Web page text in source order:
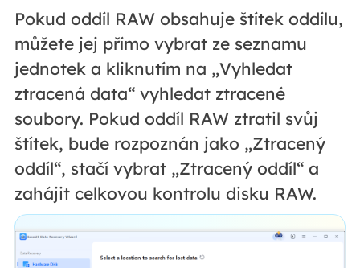
Pokud oddíl RAW obsahuje štítek oddílu,
můžete jej přímo vybrat ze seznamu
jednotek a kliknutím na „Vyhledat
ztracená data“ vyhledat ztracené
soubory. Pokud oddíl RAW ztratil svůj
štítek, bude rozpoznán jako „Ztracený
oddíl“, stačí vybrat „Ztracený oddíl“ a
zahájit celkovou kontrolu disku RAW.